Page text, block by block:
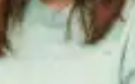
un impact sur la
les congés
Consignez